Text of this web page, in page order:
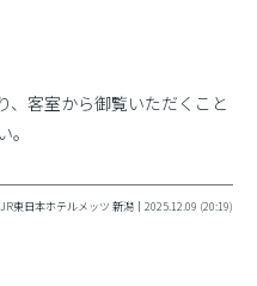
客室から御覧いただくこと
JR東日本ホテルメッツ 新潟｜2025.12.09 (20:19)